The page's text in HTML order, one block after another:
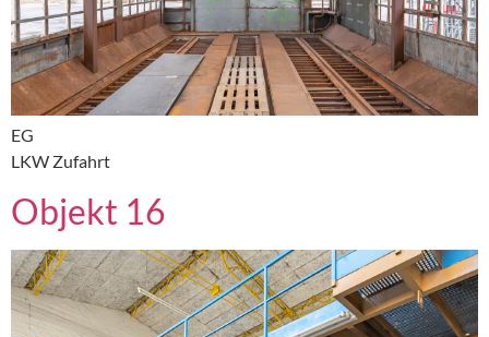
EG
LKW Zufahrt
Objekt 16